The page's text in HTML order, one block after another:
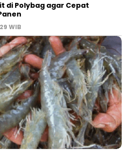
di Polybag agar Cepat
WIB